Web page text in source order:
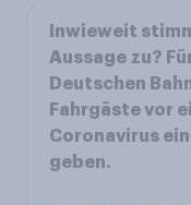
Inwieweit
Aussage zu?
Deutschen
Fahrgäste vor
Coronavirus
geben.